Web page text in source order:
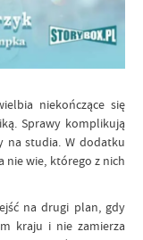
niekończące się
Sprawy komplikują
na studia. W dodatku
nie wie, którego z nich
na drugi plan, gdy
kraju i nie zamierza